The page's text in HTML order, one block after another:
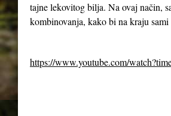
tajne lekovitog bilja. Na ovaj način,
kombinovanja, kako bi na kraju
https://www.youtube.com/